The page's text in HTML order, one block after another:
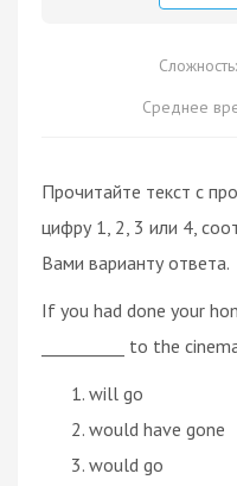
Сложность:
Среднее
Прочитайте текст с
цифру 1, 2, 3 или 4,
Вами варианту ответа.
If you had done your
__________ to the
will go
would have gone
would go